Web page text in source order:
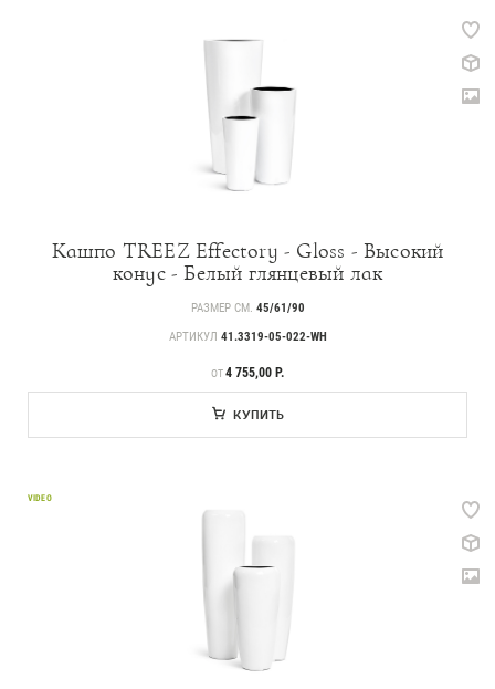
Кашпо TREEZ Effectory - Gloss - Высокий
конус - Белый глянцевый лак
РАЗМЕР СМ. 45/61/90
АРТИКУЛ 41.3319-05-022-WH
ЦЕНА
ОТ4 755,00 Р.
КУПИТЬ
VIDEO